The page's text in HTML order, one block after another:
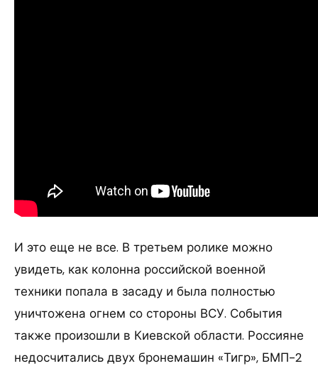
И это еще не все. В третьем ролике можно
увидеть, как колонна российской военной
техники попала в засаду и была полностью
уничтожена огнем со стороны ВСУ. События
также произошли в Киевской области. Россияне
недосчитались двух бронемашин «Тигр», БМП-2